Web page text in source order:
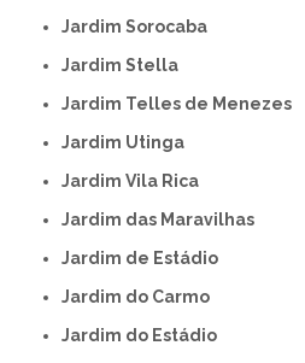
Jardim Sorocaba
Jardim Stella
Jardim Telles de Menezes
Jardim Utinga
Jardim Vila Rica
Jardim das Maravilhas
Jardim de Estádio
Jardim do Carmo
Jardim do Estádio